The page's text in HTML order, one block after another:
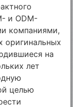
и ODM-
компаниями,
оригинальных
на
лет
целью